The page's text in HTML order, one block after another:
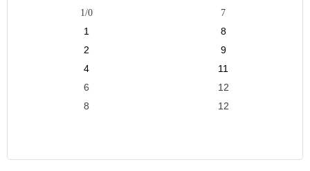
1/0
7
1
8
2
9
4
11
6
12
8
12